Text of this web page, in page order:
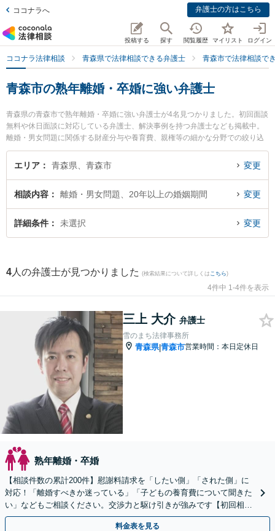
ココナラへ 弁護士の方はこちら
投稿する 探す 閲覧履歴 マイリスト ログイン
ココナラ法律相談 青森県で法律相談できる弁護士 青森市で法律相談で
青森市の熟年離婚・卒婚に強い弁護士
青森県の青森市で熟年離婚・卒婚に強い弁護士が4名見つかりました。初回面談
無料や休日面談に対応している弁護士、解決事例を持つ弁護士なども掲載中。
離婚・男女問題に関係する財産分与や養育費、親権等の細かな分野での絞り込
み検索もでき便利です。特に雪のまち法律事務所の三上 大介弁護士や弁護士法
人青森リーガルサービス 青森支店 青森シティ法律事務所の木村 哲也弁護士、
トラブルを今すぐに弁護士に相談したい』『熟年離婚・卒婚のトラブル解決の
実績豊富な近くの弁護士を検索したい』『初回相談無料で熟年離婚・卒婚を法
律相談できる青森市内の弁護士に相談予約したい』などでお困りの相談者さん
エリア 青森県、青森市 変更
相談内容 離婚・男女問題、20年以上の婚姻期間 変更
詳細条件 未選択 変更
4 人の弁護士が見つかりました (検索結果について詳しくは こちら)
4件中 1-4件を表示
三上 大介 弁護士
雪のまち法律事務所
青森県|青森市営業時間：本日定休日
熟年離婚・卒婚
【相談件数の累計200件】慰謝料請求を「したい側」「された側」に
対応！「離婚すべきか迷っている」「子どもの養育費について聞きた
い」などもご相談ください。交渉力と駆け引きが強みです【初回相談
無料／当日・夜間も相談可】
料金表を見る